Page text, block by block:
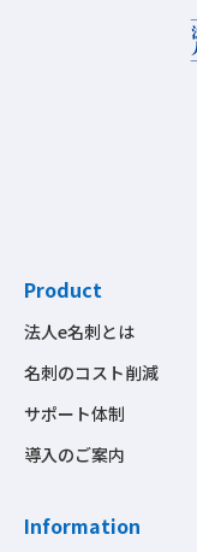
Product
法人e名刺とは
名刺のコスト削減
サポート体制
導入のご案内
Information